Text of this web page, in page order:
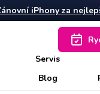
iPhony za
Servis
Blog